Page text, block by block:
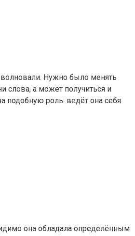
волновали. Нужно было менять
слова, а может получиться и
подобную роль: ведёт она себя
она обладала определённым